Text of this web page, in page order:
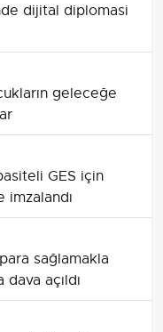
dijital diplomasi
geleceğe
GES için
sağlamakla
dava açıldı